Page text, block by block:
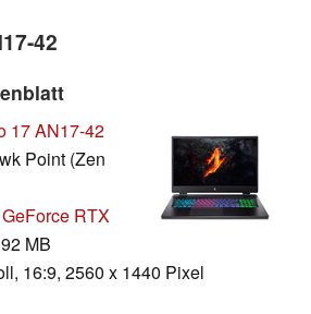
42
17 AN17-42
Point (Zen
RTX
MB
16:9, 2560 x 1440 Pixel